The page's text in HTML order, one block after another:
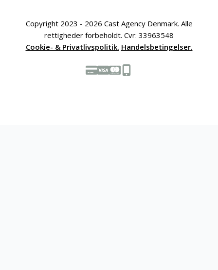
Copyright 2023 - 2026 Cast Agency Denmark. Alle
rettigheder forbeholdt. Cvr: 33963548
Cookie- & Privatlivspolitik. Handelsbetingelser.